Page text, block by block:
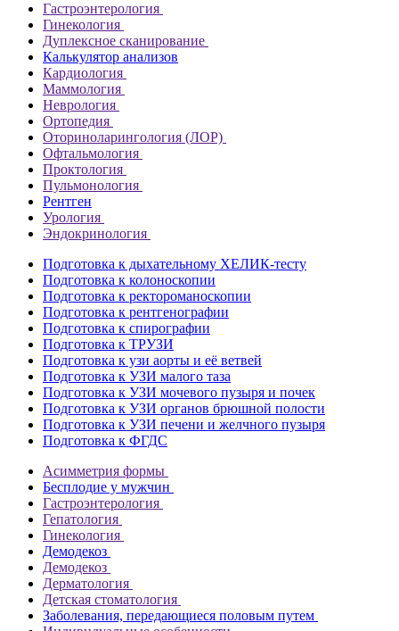
Гастроэнтерология
Гинекология
Дуплексное сканирование
Калькулятор анализов
Кардиология
Маммология
Неврология
Ортопедия
Оториноларингология (ЛОР)
Офтальмология
Проктология
Пульмонология
Рентген
Урология
Эндокринология
Подготовка к дыхательному ХЕЛИК-тесту
Подготовка к колоноскопии
Подготовка к ректороманоскопии
Подготовка к рентгенографии
Подготовка к спирографии
Подготовка к ТРУЗИ
Подготовка к узи аорты и её ветвей
Подготовка к УЗИ малого таза
Подготовка к УЗИ мочевого пузыря и почек
Подготовка к УЗИ органов брюшной полости
Подготовка к УЗИ печени и желчного пузыря
Подготовка к ФГДС
Асимметрия формы
Бесплодие у мужчин
Гастроэнтерология
Гепатология
Гинекология
Демодекоз
Демодекоз
Дерматология
Детская стоматология
Заболевания, передающиеся половым путем